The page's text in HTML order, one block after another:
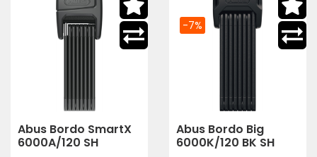
Abus Bordo SmartX
6000A/120 SH
Abus Bordo Big
6000K/120 BK SH
-7%